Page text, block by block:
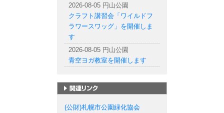
2026-08-05 円山公園
クラフト講習会「ワイルドフ
ラワースワッグ」を開催しま
す
2026-08-05 円山公園
青空ヨガ教室を開催します
(公財)札幌市公園緑化協会